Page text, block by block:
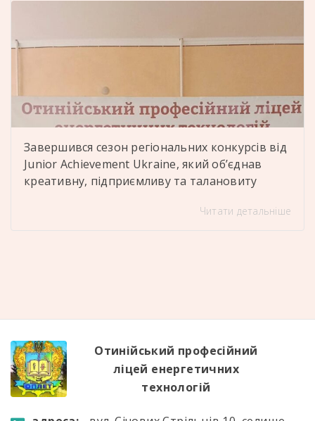
Завершився сезон регіональних конкурсів від
Junior Achievement Ukraine, який об’єднав
креативну, підприємливу та талановиту
представили свої бізнес-ідеї та проєкти, серед
цікаві ідеї «Пастильно» – відповідальність,
Читати детальніше
Отинійський професійний
ліцей енергетичних
технологій